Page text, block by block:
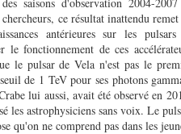
ce résultat inattendu remet
antérieures sur les
le fonctionnement de ces
le pulsar de Vela n'est pas le
de 1 TeV pour ses photons
lui aussi, avait été observé en
les astrophysiciens sans voix. Le
qu'on ne comprend pas dans les